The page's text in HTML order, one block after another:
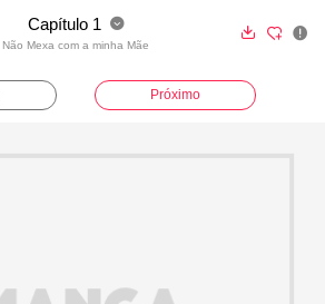
Capítulo 1 
Não Mexa com a minha Mãe
  
Próximo